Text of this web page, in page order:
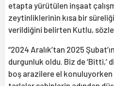
etapta yürütülen inşaat
zeytinliklerinin kısa bir
verildiğini belirten Kutlu,
“2024 Aralık’tan 2025
durgunluk oldu. Biz de ‘Bitti,’
boş arazilere el konuluyorken